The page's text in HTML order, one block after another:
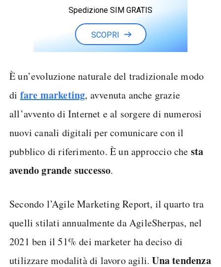
Spedizione SIM GRATIS
SCOPRI
È un’evoluzione naturale del tradizionale modo
di fare marketing, avvenuta anche grazie
all’avvento di Internet e al sorgere di numerosi
nuovi canali digitali per comunicare con il
pubblico di riferimento. È un approccio che sta
avendo grande successo.
Secondo l’Agile Marketing Report, il quarto tra
quelli stilati annualmente da AgileSherpas, nel
2021 ben il 51% dei marketer ha deciso di
utilizzare modalità di lavoro agili.Una tendenza